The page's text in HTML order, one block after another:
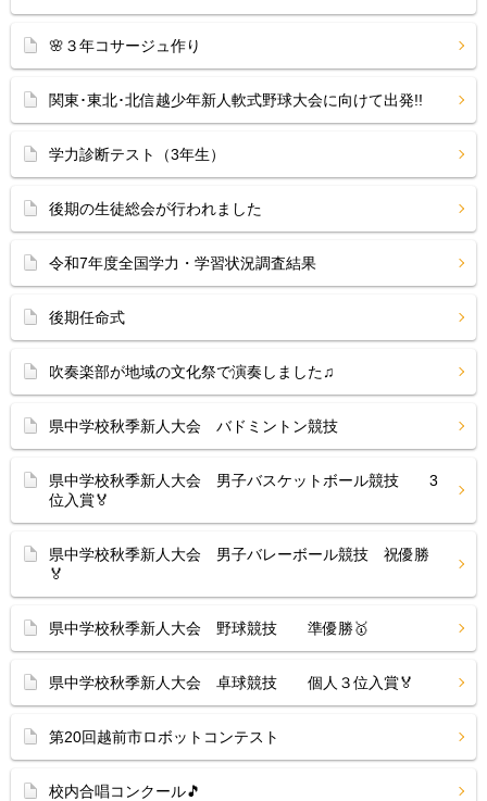
🌸３年コサージュ作り
関東･東北･北信越少年新人軟式野球大会に向けて出発!!
学力診断テスト（3年生）
後期の生徒総会が行われました
令和7年度全国学力・学習状況調査結果
後期任命式
吹奏楽部が地域の文化祭で演奏しました♫
県中学校秋季新人大会 バドミントン競技
県中学校秋季新人大会 男子バスケットボール競技 3
位入賞🏅
県中学校秋季新人大会 男子バレーボール競技 祝優勝
🏅
県中学校秋季新人大会 野球競技 準優勝🥇
県中学校秋季新人大会 卓球競技 個人３位入賞🏅
第20回越前市ロボットコンテスト
校内合唱コンクール🎵